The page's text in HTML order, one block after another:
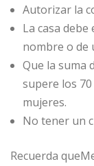
Autorizar la
La casa
nombre o de
Que la suma
supere los
mujeres.
No tener un
Recuerda